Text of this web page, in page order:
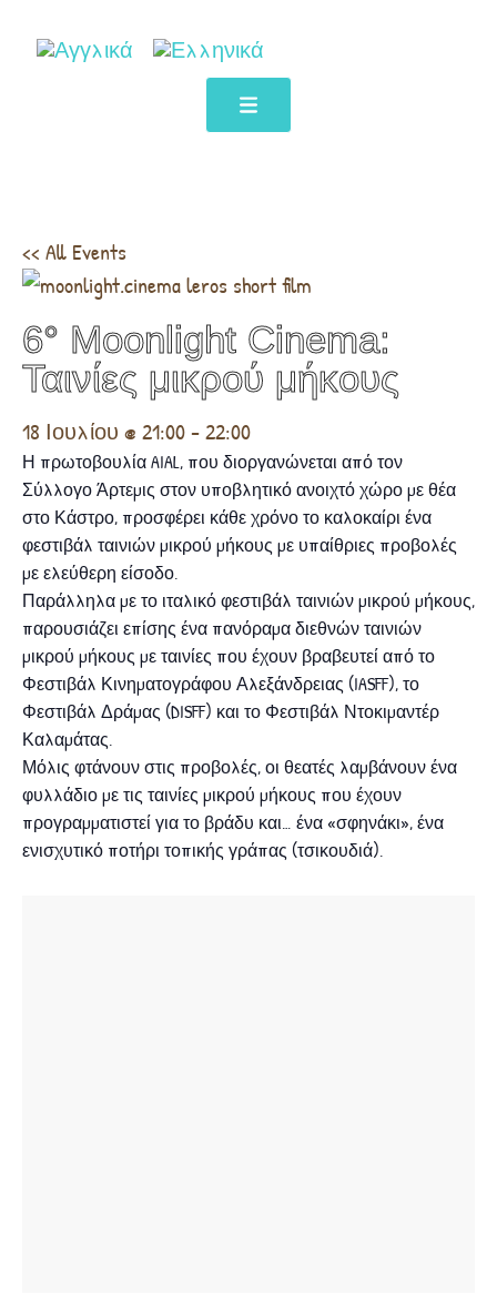
<< All Events
6° Moonlight Cinema:
Ταινίες μικρού μήκους
18 Ιουλίου @ 21:00-22:00
Η πρωτοβουλία AIAL, που διοργανώνεται από τον
Σύλλογο Άρτεμις στον υποβλητικό ανοιχτό χώρο με θέα
στο Κάστρο, προσφέρει κάθε χρόνο το καλοκαίρι ένα
φεστιβάλ ταινιών μικρού μήκους με υπαίθριες προβολές
με ελεύθερη είσοδο.
Παράλληλα με το ιταλικό φεστιβάλ ταινιών μικρού μήκους,
παρουσιάζει επίσης ένα πανόραμα διεθνών ταινιών
μικρού μήκους με ταινίες που έχουν βραβευτεί από το
Φεστιβάλ Κινηματογράφου Αλεξάνδρειας (IASFF), το
Φεστιβάλ Δράμας (DISFF) και το Φεστιβάλ Ντοκιμαντέρ
Καλαμάτας.
Μόλις φτάνουν στις προβολές, οι θεατές λαμβάνουν ένα
φυλλάδιο με τις ταινίες μικρού μήκους που έχουν
προγραμματιστεί για το βράδυ και… ένα «σφηνάκι», ένα
ενισχυτικό ποτήρι τοπικής γράπας (τσικουδιά).